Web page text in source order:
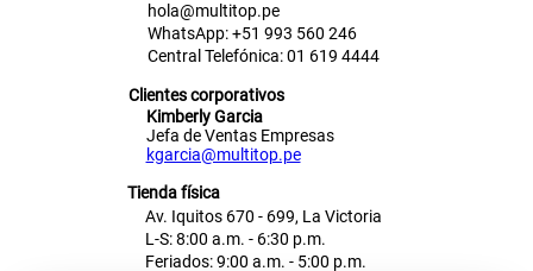
hola@multitop.pe
WhatsApp: +51 993 560 246
Central Telefónica: 01 619 4444
Clientes corporativos
Kimberly Garcia
Jefa de Ventas Empresas
kgarcia@multitop.pe
Tienda física
Av. Iquitos 670 - 699, La Victoria
L-S: 8:00 a.m. - 6:30 p.m.
Feriados: 9:00 a.m. - 5:00 p.m.